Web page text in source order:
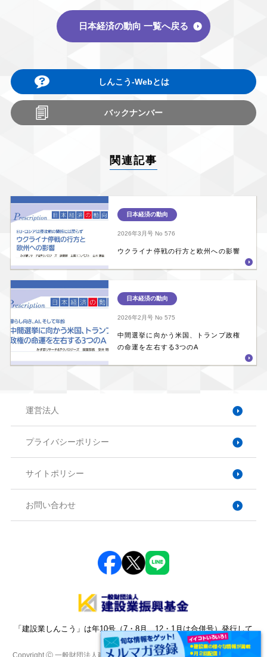
日本経済の動向 一覧へ戻る
しんこう-Webとは
バックナンバー
関連記事
日本経済の動向
2026年3月号No 576
ウクライナ停戦の行方と欧州への影響
日本経済の動向
2026年2月号No 575
中間選挙に向かう米国、トランプ政権
の命運を左右する3つのA
運営法人
プライバシーポリシー
サイトポリシー
お問い合わせ
「建設業しんこう」は年10号（7・8月、12・1月は合併号）発行して
おります。